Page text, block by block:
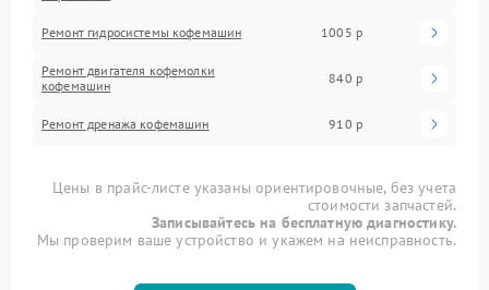
Ремонт гидросистемы кофемашин 1005 р
Ремонт двигателя кофемолки
кофемашин
840 р
Ремонт дренажа кофемашин 910 р
Цены в прайс-листе указаны ориентировочные, без учета
стоимости запчастей.
Записывайтесь на бесплатную диагностику.
Мы проверим ваше устройство и укажем на неисправность.